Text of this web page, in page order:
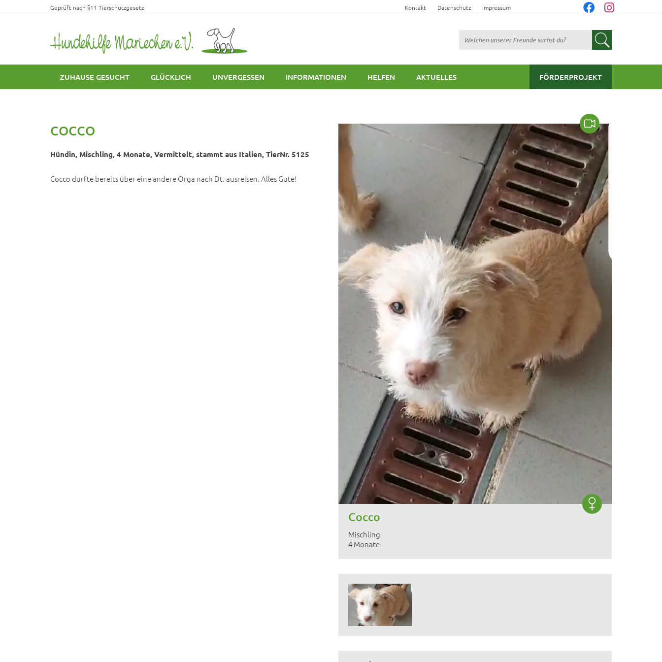
Geprüft nach §11 Tierschutzgesetz Kontakt Datenschutz Impressum
Suchen
ZUHAUSE GESUCHT GLÜCKLICH UNVERGESSEN INFORMATIONEN HELFEN AKTUELLES FÖRDERPROJEKT
COCCO
Hündin, Mischling, 4 Monate, Vermittelt, stammt aus Italien, TierNr. 5125
Cocco durfte bereits über eine andere Orga nach Dt. ausreisen. Alles Gute!
Cocco
Mischling
4 Monate